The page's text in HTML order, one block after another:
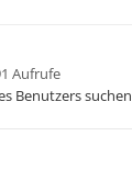
Aufrufe
Benutzers suchen